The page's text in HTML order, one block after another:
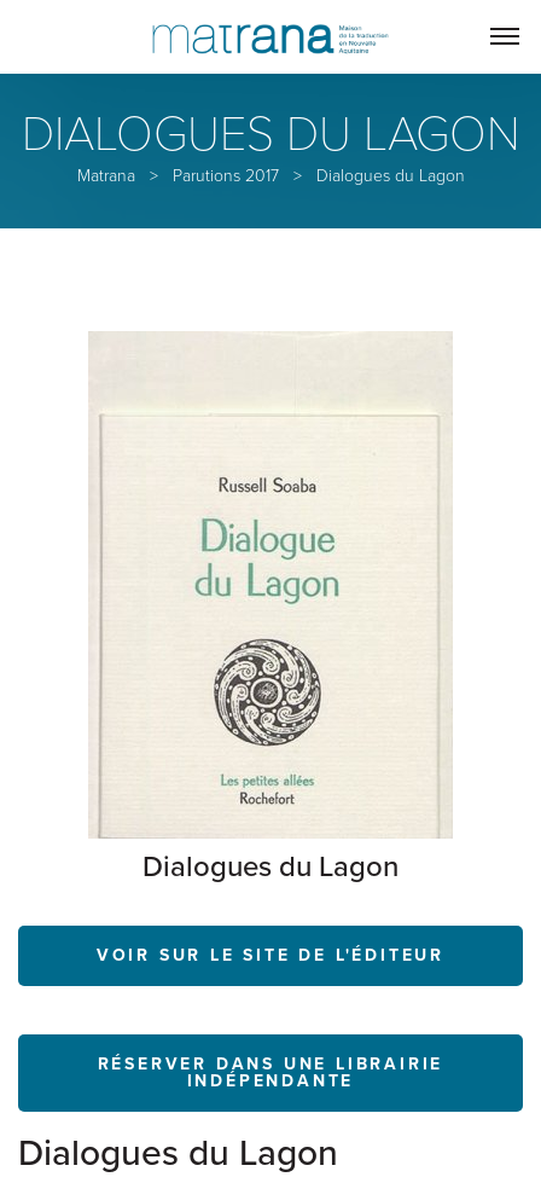
DIALOGUES DU LAGON
Matrana> Parutions 2017 > Dialogues du Lagon
Dialogues du Lagon
VOIR SUR LE SITE DE L'ÉDITEUR
RÉSERVER DANS UNE LIBRAIRIE
INDÉPENDANTE
Dialogues du Lagon